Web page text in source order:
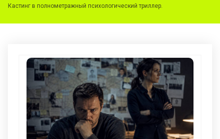
Кастинг в полнометражный психологический триллер.